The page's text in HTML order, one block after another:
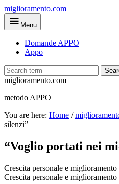
Skip
to
main
miglioramento.com
Menu
Domande APPO
Appo
miglioramento.com
metodo APPO
You are here: Home /
silenzi”
“Voglio portati nei
Crescita personale e
Crescita personale e